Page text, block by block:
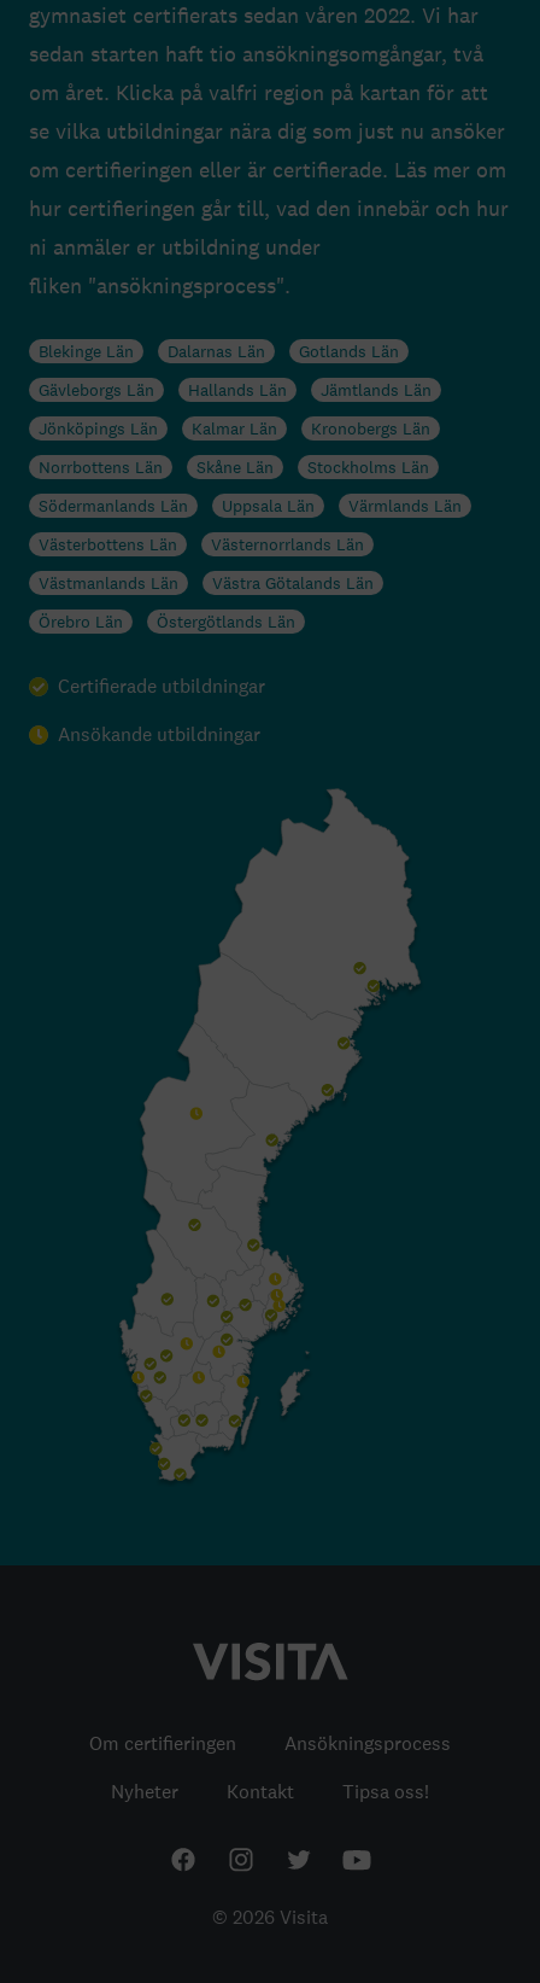
gymnasiet certifierats sedan våren 2022. Vi har
sedan starten haft tio ansökningsomgångar, två
om året. Klicka på valfri region på kartan för att
se vilka utbildningar nära dig som just nu ansöker
om certifieringen eller är certifierade. Läs mer om
hur certifieringen går till, vad den innebär och hur
ni anmäler er utbildning under
fliken "ansökningsprocess".
Blekinge Län Dalarnas Län
Gotlands Län
Gävleborgs Län
Hallands Län
Jämtlands Län
Jönköpings Län
Kalmar Län
Kronobergs Län
Norrbottens Län
Skåne Län
Stockholms Län
Södermanlands Län
Uppsala Län
Värmlands Län
Västerbottens Län
Västernorrlands Län
Västmanlands Län
Västra Götalands Län
Örebro Län
Östergötlands Län
Certifierade utbildningar
Ansökande utbildningar
Om certifieringen
Ansökningsprocess
Nyheter
Kontakt Tipsa oss!
© 2026 Visita